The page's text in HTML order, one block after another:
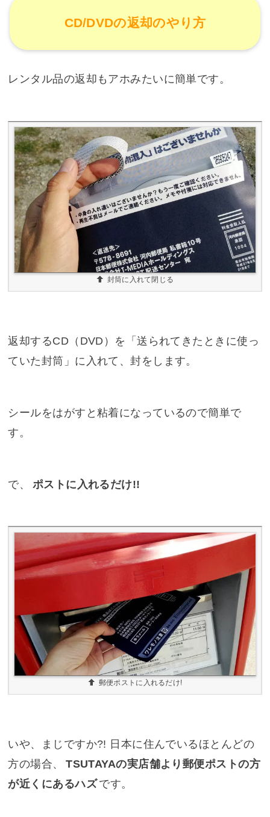
CD/DVDの返却のやり方
レンタル品の返却もアホみたいに簡単です。
封筒に入れて閉じる
返却するCD（DVD）を「送られてきたときに使っ
ていた封筒」に入れて、封をします。
シールをはがすと粘着になっているので簡単で
す。
で、 ポストに入れるだけ!!
郵便ポストに入れるだけ!
いや、まじですか?! 日本に住んでいるほとんどの
方の場合、
TSUTAYAの実店舗より郵便ポストの方
が近くにあるハズ です。